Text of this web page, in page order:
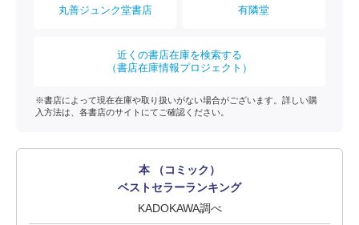
丸善ジュンク堂書店 有隣堂
近くの書店在庫を検索する
（書店在庫情報プロジェクト）
※書店によって現在在庫や取り扱いがない場合がございます。詳しい購
入方法は、各書店のサイトにてご確認ください。
本 （コミック）
ベストセラーランキング
KADOKAWA調べ